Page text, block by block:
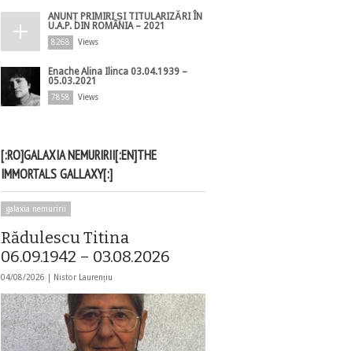
ANUNȚ PRIMIRI ȘI TITULARIZĂRI ÎN
U.A.P. DIN ROMÂNIA – 2021
8268 Views
Enache Alina Ilinca 03.04.1939 –
05.03.2021
7858 Views
[:RO]GALAXIA NEMURIRII[:EN]THE
IMMORTALS GALLAXY[:]
galaxia nemuririi
Rădulescu Titina
06.09.1942 – 03.08.2026
04/08/2026 | Nistor Laurențiu